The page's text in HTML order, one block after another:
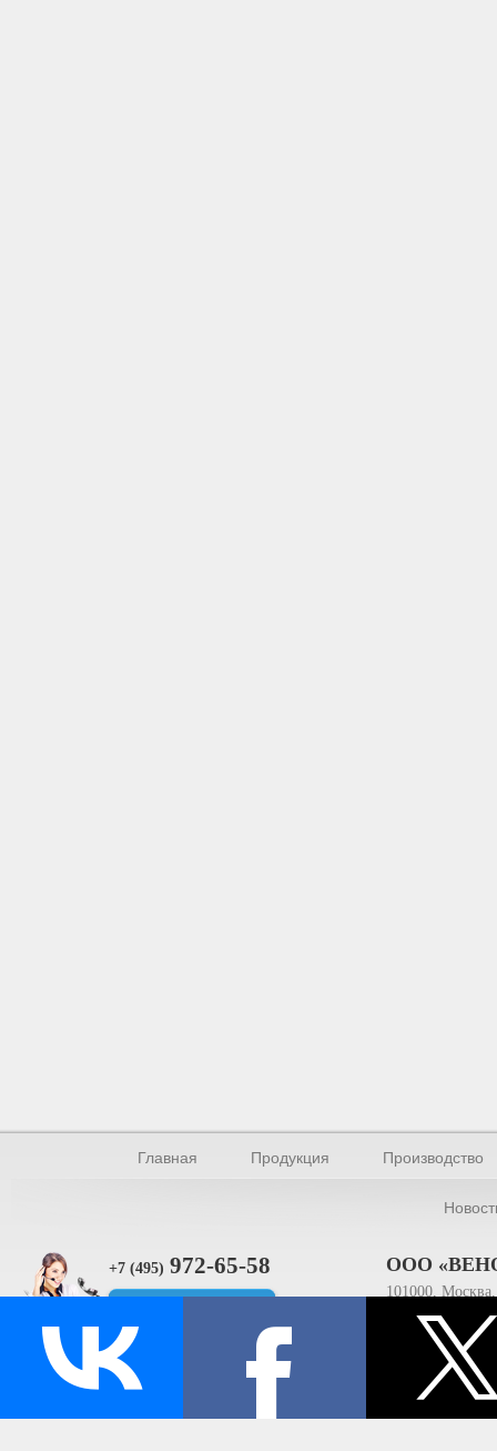
Главная Продукция Производство
+7 (495) 972-65-58 ООО
101000,
ИНН
© Производство уплотнителей и профилей 2026.
Все права защищены.